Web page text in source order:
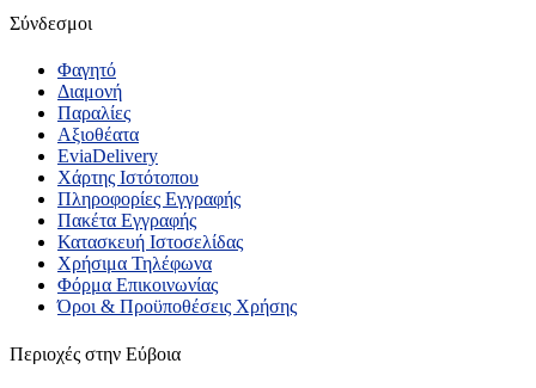
Σύνδεσμοι
Φαγητό
Διαμονή
Παραλίες
Αξιοθέατα
EviaDelivery
Χάρτης Ιστότοπου
Πληροφορίες Εγγραφής
Πακέτα Εγγραφής
Κατασκευή Ιστοσελίδας
Χρήσιμα Τηλέφωνα
Φόρμα Επικοινωνίας
Όροι & Προϋποθέσεις Xρήσης
Περιοχές στην Εύβοια